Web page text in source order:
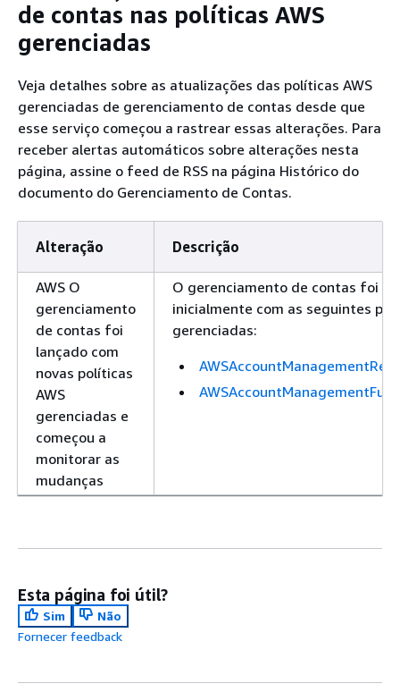
de contas nas políticas AWS
gerenciadas
Veja detalhes sobre as atualizações das políticas AWS
gerenciadas de gerenciamento de contas desde que
esse serviço começou a rastrear essas alterações. Para
receber alertas automáticos sobre alterações nesta
página, assine o feed de RSS na página Histórico do
documento do Gerenciamento de Contas.
Alteração Descrição
AWS O
gerenciamento
de contas foi
lançado com
novas políticas
AWS
gerenciadas e
começou a
monitorar as
mudanças
O gerenciamento de contas foi
inicialmente com as seguintes
gerenciadas:
Esta página foi útil?
Sim
Não
Fornecer feedback